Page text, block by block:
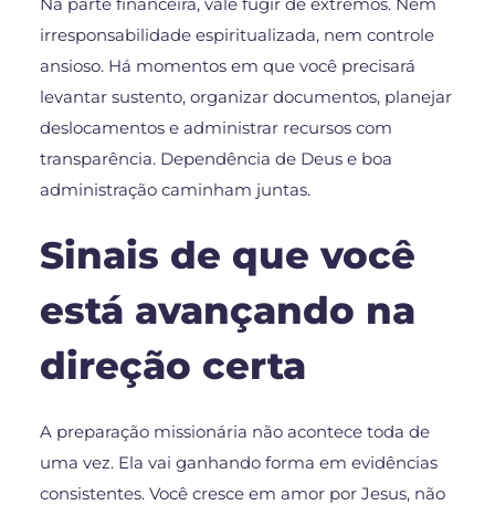
Na parte financeira, vale fugir de extremos. Nem
irresponsabilidade espiritualizada, nem controle
ansioso. Há momentos em que você precisará
levantar sustento, organizar documentos, planejar
deslocamentos e administrar recursos com
transparência. Dependência de Deus e boa
administração caminham juntas.
Sinais de que você
está avançando na
direção certa
A preparação missionária não acontece toda de
uma vez. Ela vai ganhando forma em evidências
consistentes. Você cresce em amor por Jesus, não